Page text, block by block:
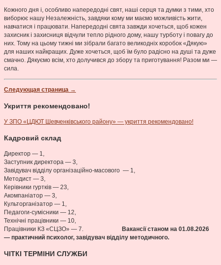
Кожного дня і, особливо напередодні свят, наші серця та думки з тими, хто
виборює нашу Незалежність, завдяки кому ми маємо можливість жити,
навчатися і працювати. Напередодні свята завжди хочеться, щоб кожен
захисник і захисниця відчули тепло рідного дому, нашу турботу і повагу до
них. Тому на цьому тижні ми зібрали багато великодніх коробок «Дякую»
для наших найкращих. Дуже хочеться, щоб їм було радісно на душі та дуже
смачно. Дякуємо всім, хто долучився до збору та приготування! Разом ми —
сила.
Следующая страница →
Укриття рекомендовано!
У ЗПО «ЦДЮТ Шевченківського району» — укриття рекомендовано!
Кадровий склад
Директор — 1,
Заступник директора — 3,
Завідувач відділу організаційно-масового — 1,
Методист — 3,
Керівники гуртків — 23,
Акомпаніатор — 3,
Культорганізатор — 1,
Педагоги-сумісники — 12,
Технічні працівники — 10,
Працівники КЗ «СЦЗО» — 7. Вакансії станом на 01.08.2026
— практичний психолог, завідувач відділу методичного.
ЧІТКІ ТЕРМІНИ СЛУЖБИ